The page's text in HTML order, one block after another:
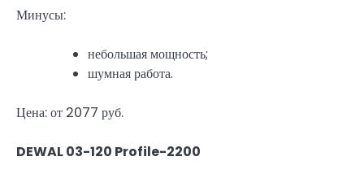
Минусы:
небольшая мощность;
шумная работа.
Цена: от 2077 руб.
DEWAL 03-120 Profile-2200